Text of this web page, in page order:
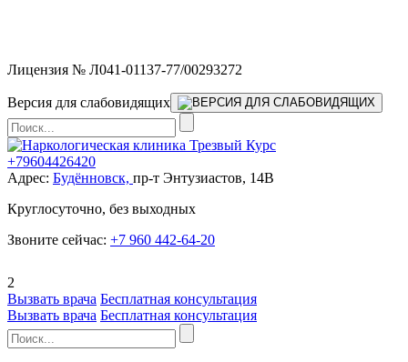
Лицензия № Л041-01137-77/00293272
Версия для слабовидящих
+79604426420
Адрес: Будённовск, пр-т Энтузиастов, 14В
Круглосуточно, без выходных
Звоните сейчас: +7 960 442-64-20
2
Вызвать врача Бесплатная консультация
Вызвать врача Бесплатная консультация